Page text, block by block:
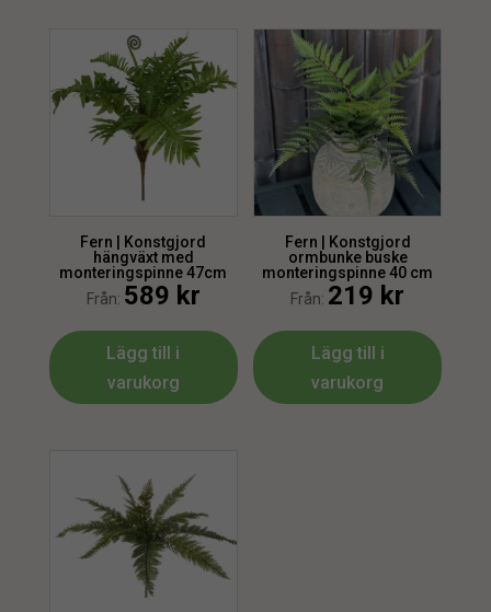
Fern | Konstgjord
hängväxt med
monteringspinne 47cm
Från: 589 kr
Lägg till i
varukorg
Fern | Konstgjord
ormbunke buske
monteringspinne 40 cm
Från: 219 kr
Lägg till i
varukorg